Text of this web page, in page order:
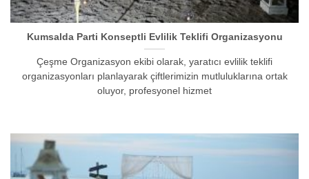
Kumsalda Parti Konseptli Evlilik Teklifi Organizasyonu
Çeşme Organizasyon ekibi olarak, yaratıcı evlilik teklifi
organizasyonları planlayarak çiftlerimizin mutluluklarına ortak
oluyor, profesyonel hizmet